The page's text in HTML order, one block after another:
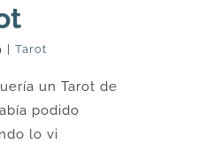
Tarot
un Tarot de
podido
lo vi